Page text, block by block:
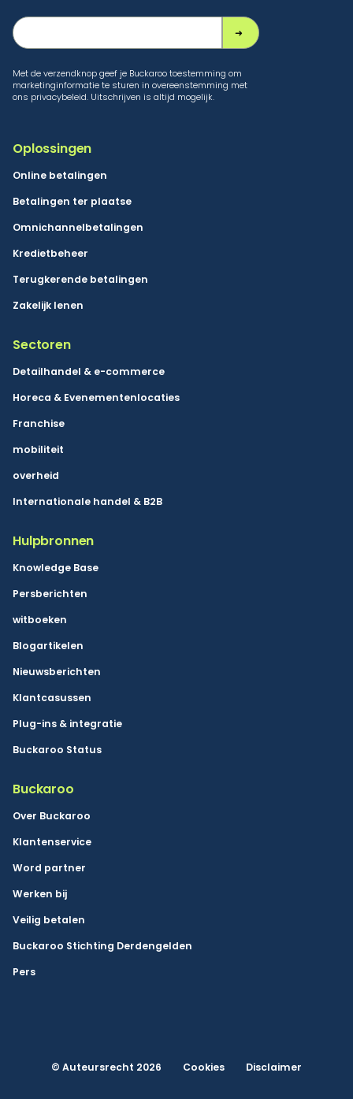
Met de verzendknop geef je Buckaroo toestemming om
marketinginformatie te sturen in overeenstemming met
ons privacybeleid. Uitschrijven is altijd mogelijk.
Oplossingen
Online betalingen
Betalingen ter plaatse
Omnichannelbetalingen
Kredietbeheer
Terugkerende betalingen
Zakelijk lenen
Sectoren
Detailhandel & e-commerce
Horeca & Evenementenlocaties
Franchise
mobiliteit
overheid
Internationale handel & B2B
Hulpbronnen
Knowledge Base
Persberichten
witboeken
Blogartikelen
Nieuwsberichten
Klantcasussen
Plug-ins & integratie
Buckaroo Status
Buckaroo
Over Buckaroo
Klantenservice
Word partner
Werken bij
Veilig betalen
Buckaroo Stichting Derdengelden
Pers
© Auteursrecht 2026 Cookies Disclaimer